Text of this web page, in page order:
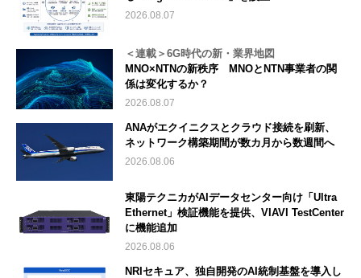
2026.08.07
＜連載＞6G時代の新・業界地図
MNO×NTNの新秩序 MNOとNTN事業者の関
係は変化するか？
2026.08.07
ANAがエクイニクスとクラウド接続を刷新、
ネットワーク構築期間が数カ月から数週間へ
2026.08.06
東陽テクニカがAIデータセンター向け「Ultra
Ethernet」検証機能を提供、VIAVI TestCenter
に機能追加
2026.08.06
NRIセキュア、独自開発のAI統制基盤を導入し